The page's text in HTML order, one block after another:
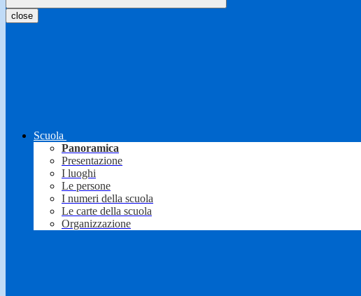
close
Scuola
Panoramica
Presentazione
I luoghi
Le persone
I numeri della scuola
Le carte della scuola
Organizzazione